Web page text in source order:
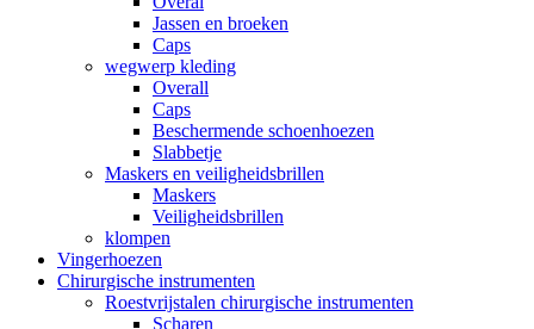
Jassen en broeken
Caps
wegwerp kleding
Overall
Caps
Beschermende schoenhoezen
Slabbetje
Maskers en veiligheidsbrillen
Maskers
Veiligheidsbrillen
klompen
Vingerhoezen
Chirurgische instrumenten
Roestvrijstalen chirurgische instrumenten
Scharen